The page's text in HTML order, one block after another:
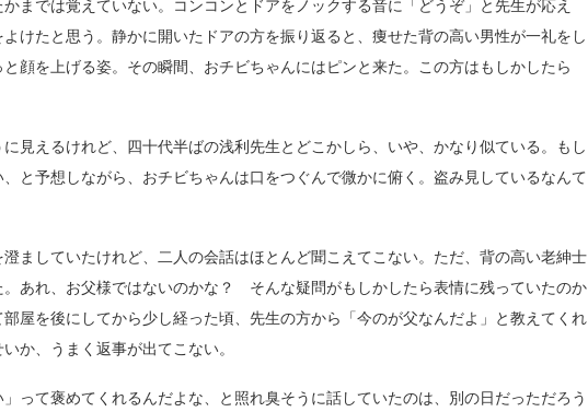
までは覚えていない。コンコンとドアをノックする音に「どうぞ」と先生が応え
けたと思う。静かに開いたドアの方を振り返ると、痩せた背の高い男性が一礼をし
顔を上げる姿。その瞬間、おチビちゃんにはピンと来た。この方はもしかしたら
見えるけれど、四十代半ばの浅利先生とどこかしら、いや、かなり似ている。もし
と予想しながら、おチビちゃんは口をつぐんで微かに俯く。盗み見しているなんて
ましていたけれど、二人の会話はほとんど聞こえてこない。ただ、背の高い老紳士
あれ、お父様ではないのかな？ そんな疑問がもしかしたら表情に残っていたのか
屋を後にしてから少し経った頃、先生の方から「今のが父なんだよ」と教えてくれ
か、うまく返事が出てこない。
って褒めてくれるんだよな、と照れ臭そうに話していたのは、別の日だっただろう